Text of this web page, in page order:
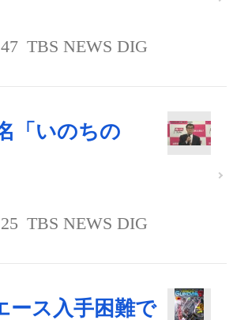
TBS NEWS DIG
「いのちの
TBS NEWS DIG
ース入手困難で